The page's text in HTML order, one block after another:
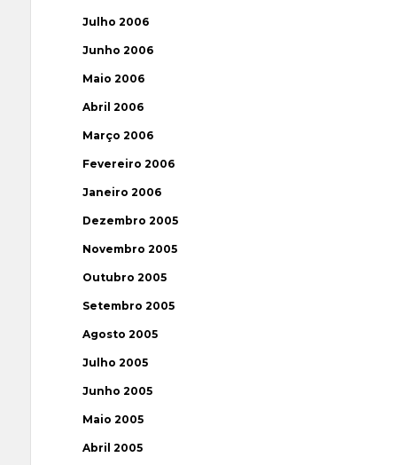
Julho 2006
Junho 2006
Maio 2006
Abril 2006
Março 2006
Fevereiro 2006
Janeiro 2006
Dezembro 2005
Novembro 2005
Outubro 2005
Setembro 2005
Agosto 2005
Julho 2005
Junho 2005
Maio 2005
Abril 2005